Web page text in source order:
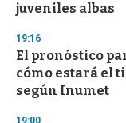
juveniles albas
19:16
El pronóstico
cómo estará el
según Inumet